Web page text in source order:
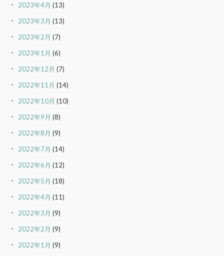
2023年4月 (13)
2023年3月 (13)
2023年2月 (7)
2023年1月 (6)
2022年12月 (7)
2022年11月 (14)
2022年10月 (10)
2022年9月 (8)
2022年8月 (9)
2022年7月 (14)
2022年6月 (12)
2022年5月 (18)
2022年4月 (11)
2022年3月 (9)
2022年2月 (9)
2022年1月 (9)